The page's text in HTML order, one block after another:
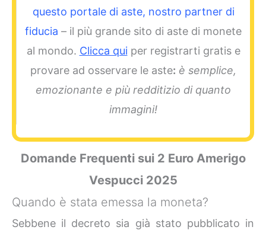
questo portale di aste, nostro partner di
fiducia – il più grande sito di aste di monete
al mondo. Clicca qui per registrarti gratis e
provare ad osservare le aste: è semplice,
emozionante e più redditizio di quanto
immagini!
Domande Frequenti sui 2 Euro Amerigo
Vespucci 2025
Quando è stata emessa la moneta?
Sebbene il decreto sia già stato pubblicato in